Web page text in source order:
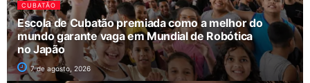
CUBATÃO
Escola de Cubatão premiada como a melhor do
mundo garante vaga em Mundial de Robótica
no Japão
7 de agosto, 2026